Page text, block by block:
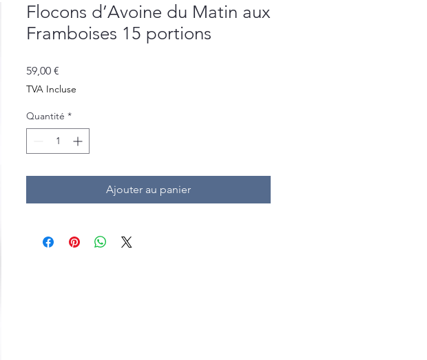
Flocons d’Avoine du Matin aux
Framboises 15 portions
59,00 €
TVA Incluse
Quantité *
Ajouter au panier